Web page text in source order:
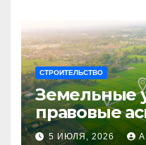
СТРОИТЕЛЬСТВО
Земельные
правовые
5 ИЮЛЯ, 2026